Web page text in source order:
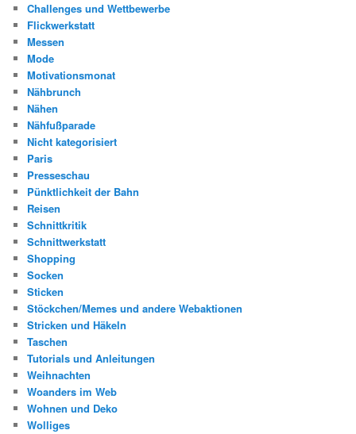
Challenges und Wettbewerbe
Flickwerkstatt
Messen
Mode
Motivationsmonat
Nähbrunch
Nähen
Nähfußparade
Nicht kategorisiert
Paris
Presseschau
Pünktlichkeit der Bahn
Reisen
Schnittkritik
Schnittwerkstatt
Shopping
Socken
Sticken
Stöckchen/Memes und andere Webaktionen
Stricken und Häkeln
Taschen
Tutorials und Anleitungen
Weihnachten
Woanders im Web
Wohnen und Deko
Wolliges